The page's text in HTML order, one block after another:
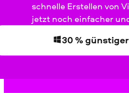
schnelle Erstellen von
jetzt noch einfacher
30 %